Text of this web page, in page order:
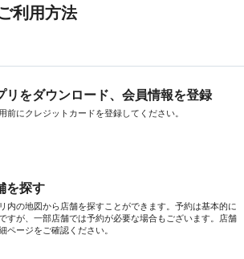
利用方法
リをダウンロード、会員情報を登録
前にクレジットカードを登録してください。
を探す
内の地図から店舗を探すことができます。予約は基本的に
すが、一部店舗では予約が必要な場合もございます。店舗
ページをご確認ください。